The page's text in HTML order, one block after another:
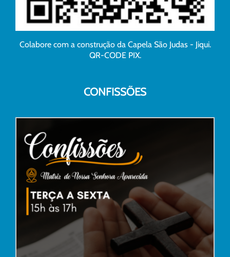
Colabore com a construção da Capela São Judas - Jiqui.
QR-CODE PIX.
CONFISSÕES